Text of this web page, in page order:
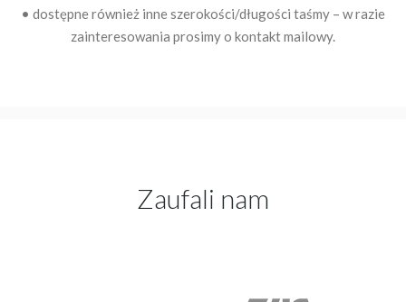
• dostępne również inne szerokości/długości taśmy – w razie
zainteresowania prosimy o kontakt mailowy.
Zaufali nam